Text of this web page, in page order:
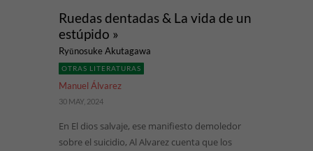
Ruedas dentadas & La vida de un
estúpido »
Ryūnosuke Akutagawa
OTRAS LITERATURAS
Manuel Álvarez
30 MAY, 2024
En El dios salvaje, ese manifiesto demoledor
sobre el suicidio, Al Alvarez cuenta que los